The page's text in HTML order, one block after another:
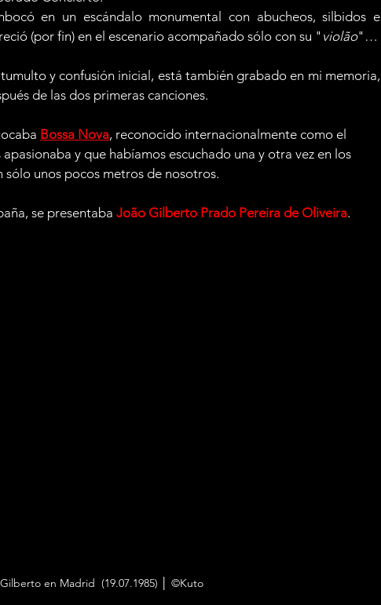
en un escándalo monumental con abucheos, silbidos e
(por fin) en el escenario acompañado sólo con su " violão"…
y confusión inicial, está también grabado en mi memoria,
de las dos primeras canciones.
Bossa Nova, reconocido internacionalmente como el
y que habíamos escuchado una y otra vez en los
unos pocos metros de nosotros.
se presentaba João Gilberto Prado Pereira de Oliveira.
en Madrid  (19.07.1985) │ ©Kuto